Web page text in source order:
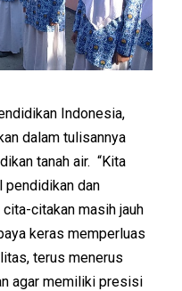
Indonesia,
dalam tulisannya
tanah air. “Kita
pendidikan dan
citakan masih jauh
keras memperluas
terus menerus
agar memiliki presisi